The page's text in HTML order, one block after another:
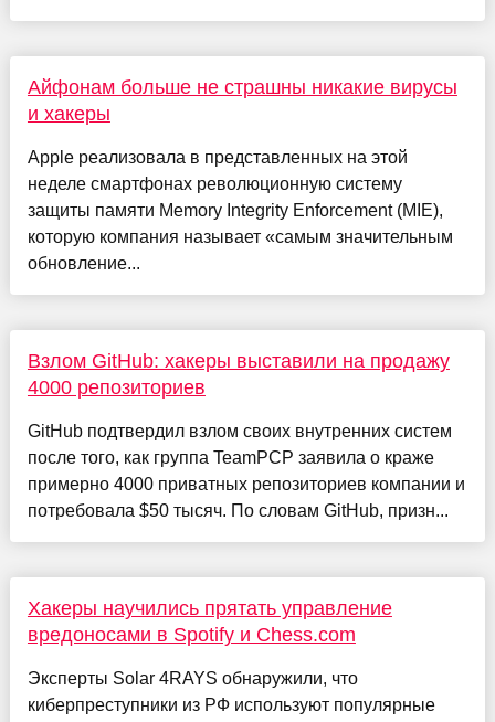
Айфонам больше не страшны никакие вирусы
и хакеры
Apple реализовала в представленных на этой
неделе смартфонах революционную систему
защиты памяти Memory Integrity Enforcement (MIE),
которую компания называет «самым значительным
обновление...
Взлом GitHub: хакеры выставили на продажу
4000 репозиториев
GitHub подтвердил взлом своих внутренних систем
после того, как группа TeamPCP заявила о краже
примерно 4000 приватных репозиториев компании и
потребовала $50 тысяч. По словам GitHub, призн...
Хакеры научились прятать управление
вредоносами в Spotify и Chess.com
Эксперты Solar 4RAYS обнаружили, что
киберпреступники из РФ используют популярные